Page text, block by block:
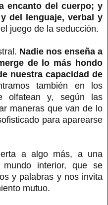
encanto del cuerpo; y
del lenguaje, verbal y
juego de la seducción.
Nadie nos enseña a
de lo más hondo
nuestra capacidad de
también en los
olfatean y, según las
maneras que van de lo
para aparearse
a algo más, a una
mundo interior, que se
y palabras y nos invita
mutuo.